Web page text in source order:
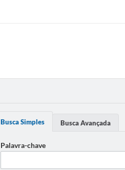
Busca Simples Busca Avançada
Palavra-chave